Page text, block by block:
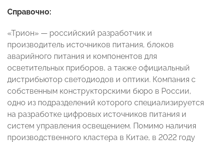
Справочно:
«Трион» — российский разработчик и
производитель источников питания, блоков
аварийного питания и компонентов для
осветительных приборов, а также официальный
дистрибьютор светодиодов и оптики. Компания с
собственным конструкторскими бюро в России,
одно из подразделений которого специализируется
на разработке цифровых источников питания и
систем управления освещением. Помимо наличия
производственного кластера в Китае, в 2022 году